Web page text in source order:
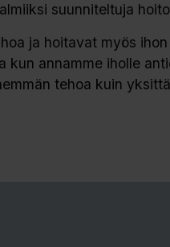
suunniteltuja
ja hoitavat myös
kun annamme iholle
tehoa kuin